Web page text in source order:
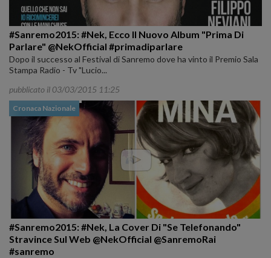
#Sanremo2015: #Nek, Ecco Il Nuovo Album "Prima Di
Parlare" @NekOfficial #primadiparlare
Dopo il successo al Festival di Sanremo dove ha vinto il Premio Sala
Stampa Radio - Tv "Lucio...
pubblicato il 03/03/2015 11:25
Cronaca Nazionale
#Sanremo2015: #Nek, La Cover Di "Se Telefonando"
Stravince Sul Web @NekOfficial @SanremoRai
#sanremo